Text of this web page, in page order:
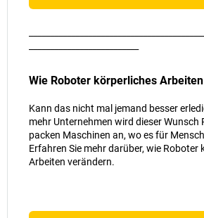
Wie Roboter körperliches
Kann das nicht mal jemand besser
mehr Unternehmen wird dieser Wunsch
packen Maschinen an, wo es für
Erfahren Sie mehr darüber, wie Roboter
Arbeiten verändern.